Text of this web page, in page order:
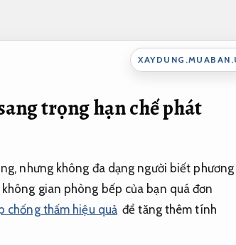
trọng hạn chế phát
nhưng không đa dạng người biết phương
gian phòng bếp của bạn quá đơn
chống thấm hiệu quả để tăng thêm tính